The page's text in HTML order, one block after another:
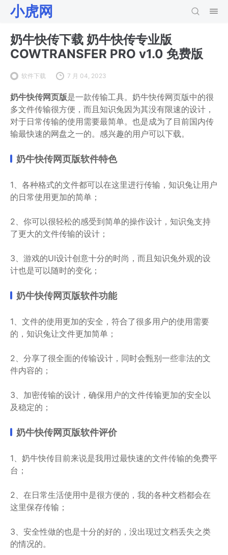
小虎网
奶牛快传下载 奶牛快传专业版
COWTRANSFER PRO v1.0 免费版
软件下载 7 月 04, 2023
奶牛快传网页版是一款传输工具。奶牛快传网页版中的很
多文件传输很方便，而且知识兔因为其没有限速的设计，
对于日常传输的使用需要最简单。也是成为了目前国内传
输最快速的网盘之一的。感兴趣的用户可以下载。
奶牛快传网页版软件特色
1、各种格式的文件都可以在这里进行传输，知识兔让用户
的日常使用更加的简单；
2、你可以很轻松的感受到简单的操作设计，知识兔支持
了更大的文件传输的设计；
3、游戏的UI设计创意十分的时尚，而且知识兔外观的设
计也是可以随时的变化；
奶牛快传网页版软件功能
1、文件的使用更加的安全，符合了很多用户的使用需要
的，知识兔让文件更加简单；
2、分享了很全面的传输设计，同时会甄别一些非法的文
件内容的；
3、加密传输的设计，确保用户的文件传输更加的安全以
及稳定的；
奶牛快传网页版软件评价
1、奶牛快传目前来说是我用过最快速的文件传输的免费平
台；
2、在日常生活使用中是很方便的，我的各种文档都会在
这里保存传输；
3、安全性做的也是十分的好的，没出现过文档丢失之类
的情况的。